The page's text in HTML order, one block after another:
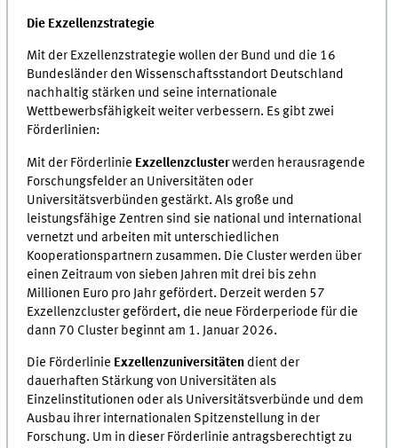
Die Exzellenzstrategie
Mit der Exzellenzstrategie wollen der Bund und die 16
Bundesländer den Wissenschaftsstandort Deutschland
nachhaltig stärken und seine internationale
Wettbewerbsfähigkeit weiter verbessern. Es gibt zwei
Förderlinien:
Mit der Förderlinie Exzellenzclusterwerden herausragende
Forschungsfelder an Universitäten oder
Universitätsverbünden gestärkt. Als große und
leistungsfähige Zentren sind sie national und international
vernetzt und arbeiten mit unterschiedlichen
Kooperationspartnern zusammen. Die Cluster werden über
einen Zeitraum von sieben Jahren mit drei bis zehn
Millionen Euro pro Jahr gefördert. Derzeit werden 57
Exzellenzcluster gefördert, die neue Förderperiode für die
dann 70 Cluster beginnt am 1. Januar 2026.
Die Förderlinie Exzellenzuniversitäten dient der
dauerhaften Stärkung von Universitäten als
Einzelinstitutionen oder als Universitätsverbünde und dem
Ausbau ihrer internationalen Spitzenstellung in der
Forschung. Um in dieser Förderlinie antragsberechtigt zu